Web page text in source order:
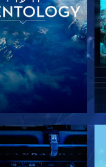
בדוק את הסדרה